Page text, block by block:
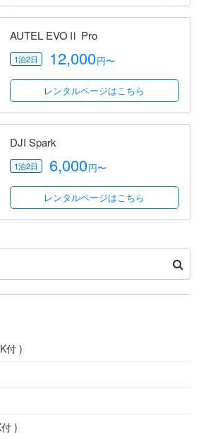
AUTEL EVOⅡ Pro
12,000円〜
レンタルページはこちら
DJI Spark
6,000円〜
レンタルページはこちら
付 )
)